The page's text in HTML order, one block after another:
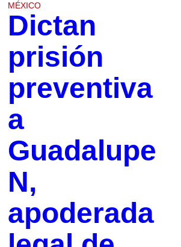
MÉXICO
Dictan
prisión
preventiva
a
Guadalupe
N,
apoderada